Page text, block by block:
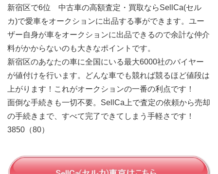
新宿区で6位 中古車の高額査定・買取ならSellCa(セル
カ)で愛車をオークションに出品する事ができます。ユー
ザー自身が車をオークションに出品できるので余計な仲介
料がかからないのも大きなポイントです。
新宿区のあなたの車に全国にいる最大6000社のバイヤー
が値付けを行います。どんな車でも競れば競るほど値段は
上がります！これがオークションの一番の利点です！
面倒な手続きも一切不要。SellCa上で査定の依頼から売却
の手続きまで、すべて完了できてしまう手軽さです！
3850（80）